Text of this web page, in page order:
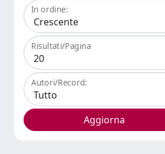
In ordine:
Risultati/Pagina
Autori/Record: